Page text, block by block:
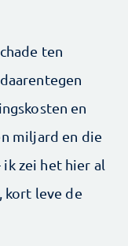
ten
en
miljard en die
zei het hier al
kort leve de